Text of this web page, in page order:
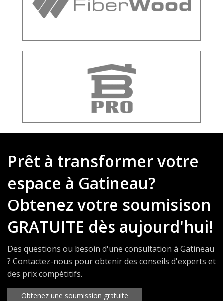
Prêt à transformer votre
espace à Gatineau?
Obtenez votre soumisison
GRATUITE dès aujourd'hui!
Des questions ou besoin d'une consultation à Gatineau
? Contactez-nous pour obtenir des conseils d'experts et
des prix compétitifs.
Obtenez une soumission gratuite